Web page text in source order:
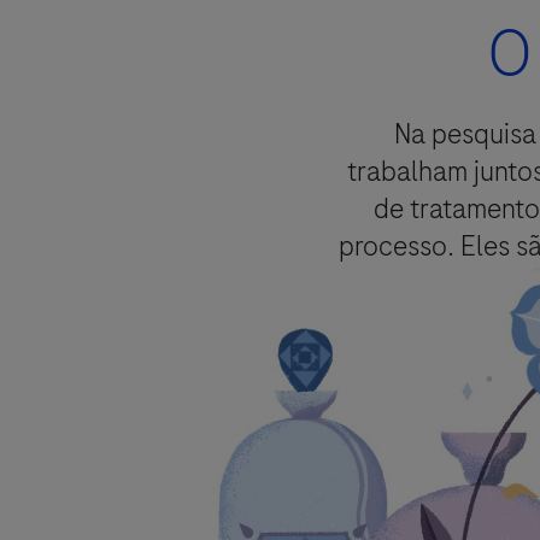
Na
trabalham
de
processo. Eles
Selecione sua opção de contato*
A Roche manterá um registro dos
acompanhamento de tais
Ao selecionar a caixa abaixo,
tratamento) para as finalidades
detalhadas sobre seus direitos e
Você também está ciente de que,
adverso, seus dados serão
Privacidade para
Seus dados não serão utilizados